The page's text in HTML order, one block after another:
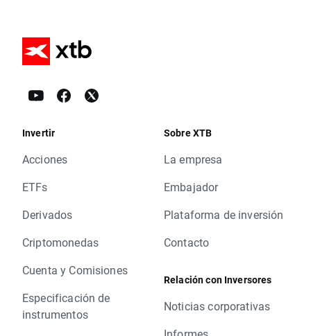
Invertir
Acciones
ETFs
Derivados
Criptomonedas
Cuenta y Comisiones
Especificación de
instrumentos
Sobre XTB
La empresa
Embajador
Plataforma de inversión
Contacto
Relación con Inversores
Noticias corporativas